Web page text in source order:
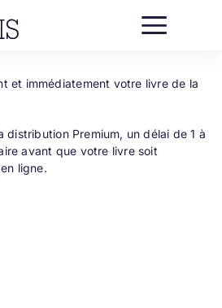
et immédiatement votre livre de la
distribution Premium, un délai de 1 à
avant que votre livre soit
ligne.